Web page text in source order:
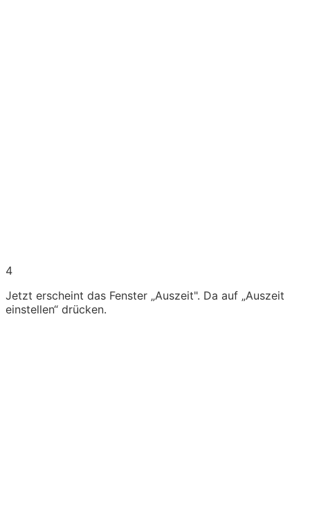
4
Jetzt erscheint das Fenster „Auszeit". Da auf „Auszeit
einstellen“ drücken.